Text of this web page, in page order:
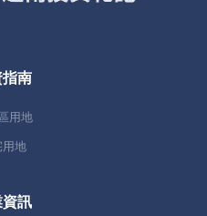
南
用地
用地
訊